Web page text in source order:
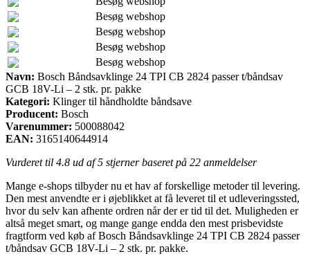
Besøg webshop
Besøg webshop
Besøg webshop
Besøg webshop
Navn: Bosch Båndsavklinge 24 TPI CB 2824 passer t/båndsav
GCB 18V-Li – 2 stk. pr. pakke
Kategori: Klinger til håndholdte båndsave
Producent: Bosch
Varenummer: 500088042
EAN: 3165140644914
Vurderet til 4.8 ud af 5 stjerner baseret på 22 anmeldelser
Mange e-shops tilbyder nu et hav af forskellige metoder til levering.
Den mest anvendte er i øjeblikket at få leveret til et udleveringssted,
hvor du selv kan afhente ordren når der er tid til det. Muligheden er
altså meget smart, og mange gange endda den mest prisbevidste
fragtform ved køb af Bosch Båndsavklinge 24 TPI CB 2824 passer
t/båndsav GCB 18V-Li – 2 stk. pr. pakke.